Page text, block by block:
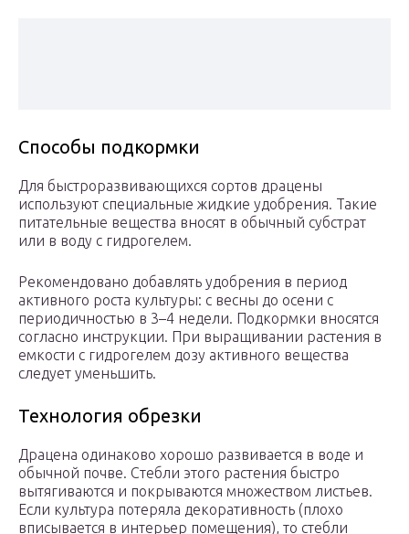
Способы подкормки
Для быстроразвивающихся сортов драцены
используют специальные жидкие удобрения. Такие
питательные вещества вносят в обычный субстрат
или в воду с гидрогелем.
Рекомендовано добавлять удобрения в период
активного роста культуры: с весны до осени с
периодичностью в 3–4 недели. Подкормки вносятся
согласно инструкции. При выращивании растения в
емкости с гидрогелем дозу активного вещества
следует уменьшить.
Технология обрезки
Драцена одинаково хорошо развивается в воде и
обычной почве. Стебли этого растения быстро
вытягиваются и покрываются множеством листьев.
Если культура потеряла декоративность (плохо
вписывается в интерьер помещения), то стебли